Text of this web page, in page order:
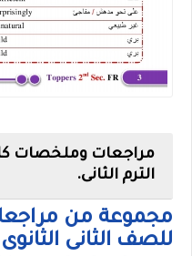
مراجعات وملخصات كل
الترم الثانى.
مجموعة من
للصف الثانى